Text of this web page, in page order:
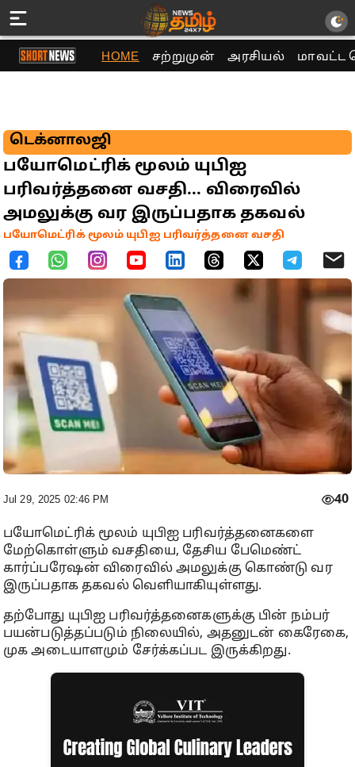
HOME சற்றுமுன் அரசியல் மாவட்ட
டெக்னாலஜி
பயோமெட்ரிக் மூலம் யுபிஐ
பரிவர்த்தனை வசதி... விரைவில்
அமலுக்கு வர இருப்பதாக தகவல்
பயோமெட்ரிக் மூலம் யுபிஐ பரிவர்த்தனை வசதி
Jul 29, 2025 02:46 PM 40
பயோமெட்ரிக் மூலம் யுபிஐ பரிவர்த்தனைகளை
மேற்கொள்ளும் வசதியை, தேசிய பேமெண்ட்
கார்ப்பரேஷன் விரைவில் அமலுக்கு கொண்டு வர
இருப்பதாக தகவல் வெளியாகியுள்ளது.
தற்போது யுபிஐ பரிவர்த்தனைகளுக்கு பின் நம்பர்
பயன்படுத்தப்படும் நிலையில், அதனுடன் கைரேகை,
முக அடையாளமும் சேர்க்கப்பட இருக்கிறது.